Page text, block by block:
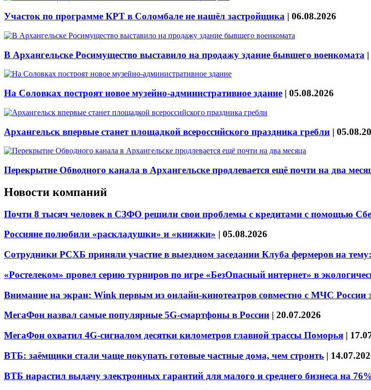
Участок по программе КРТ в Соломбале не нашёл застройщика | 06.08.2026
В Архангельске Росимущество выставило на продажу здание бывшего военкомата |
На Соловках построят новое музейно-административное здание | 05.08.2026
Архангельск впервые станет площадкой всероссийского праздника гребли |
Перекрытие Обводного канала в Архангельске продлевается ещё почти на два
Новости компаний
Почти 8 тысяч человек в СЗФО решили свои проблемы с кредитами с помощью
Россияне полюбили «раскладушки» и «книжки» | 05.08.2026
Сотрудники РСХБ приняли участие в выездном заседании Клуба фермеров на
«Ростелеком» провел серию турниров по игре «БезОпасный интернет» в
Внимание на экран: Wink первым из онлайн-кинотеатров совместно с МЧС России
МегаФон назвал самые популярные 5G-смартфоны в России | 20.07.2026
МегаФон охватил 4G-сигналом десятки километров главной трассы Поморья |
ВТБ: заёмщики стали чаще покупать готовые частные дома, чем строить |
ВТБ нарастил выдачу электронных гарантий для малого и среднего бизнеса на